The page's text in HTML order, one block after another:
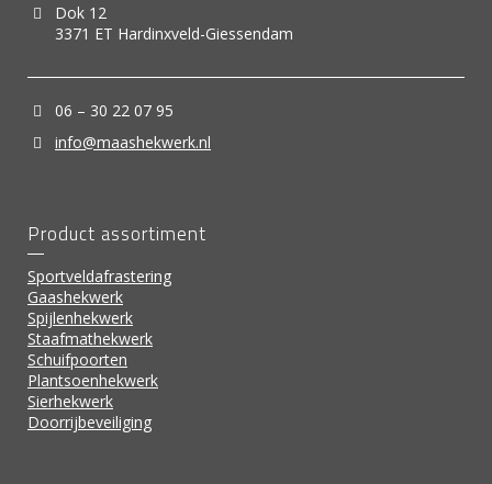
Dok 12
3371 ET Hardinxveld-Giessendam
06 – 30 22 07 95
info@maashekwerk.nl
Product assortiment
Sportveldafrastering
Gaashekwerk
Spijlenhekwerk
Staafmathekwerk
Schuifpoorten
Plantsoenhekwerk
Sierhekwerk
Doorrijbeveiliging